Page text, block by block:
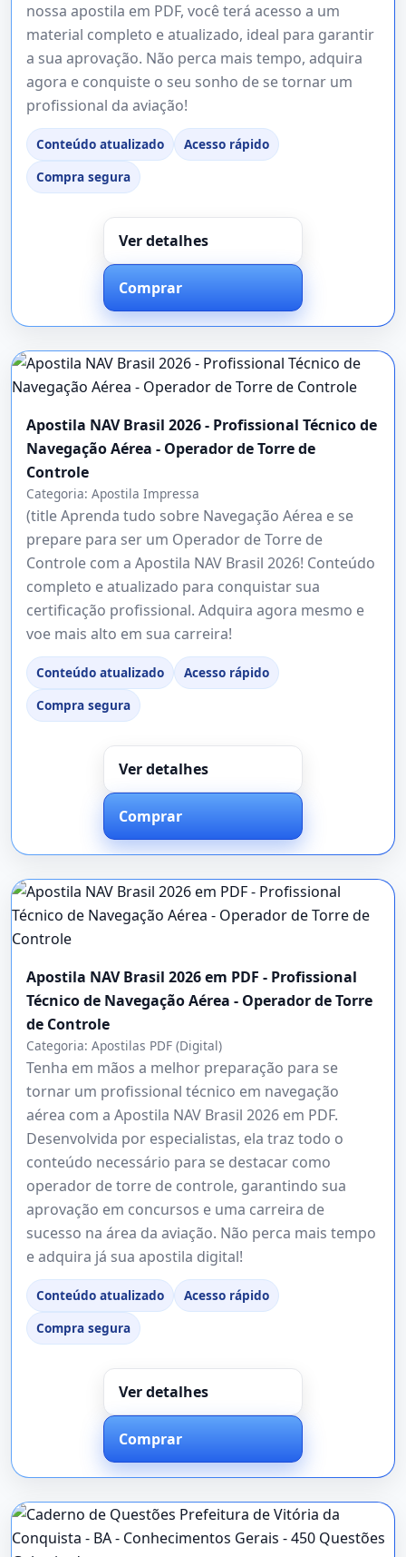
nossa apostila em PDF, você terá acesso a um
material completo e atualizado, ideal para garantir
a sua aprovação. Não perca mais tempo, adquira
agora e conquiste o seu sonho de se tornar um
profissional da aviação!
Conteúdo atualizado
Acesso rápido
Compra segura
Ver detalhes
Comprar
Apostila NAV Brasil 2026 - Profissional Técnico de
Navegação Aérea - Operador de Torre de
Controle
Categoria: Apostila Impressa
(title Aprenda tudo sobre Navegação Aérea e se
prepare para ser um Operador de Torre de
Controle com a Apostila NAV Brasil 2026! Conteúdo
completo e atualizado para conquistar sua
certificação profissional. Adquira agora mesmo e
voe mais alto em sua carreira!
Conteúdo atualizado
Acesso rápido
Compra segura
Ver detalhes
Comprar
Apostila NAV Brasil 2026 em PDF - Profissional
Técnico de Navegação Aérea - Operador de Torre
de Controle
Categoria: Apostilas PDF (Digital)
Tenha em mãos a melhor preparação para se
tornar um profissional técnico em navegação
aérea com a Apostila NAV Brasil 2026 em PDF.
Desenvolvida por especialistas, ela traz todo o
conteúdo necessário para se destacar como
operador de torre de controle, garantindo sua
aprovação em concursos e uma carreira de
sucesso na área da aviação. Não perca mais tempo
e adquira já sua apostila digital!
Conteúdo atualizado
Acesso rápido
Compra segura
Ver detalhes
Comprar